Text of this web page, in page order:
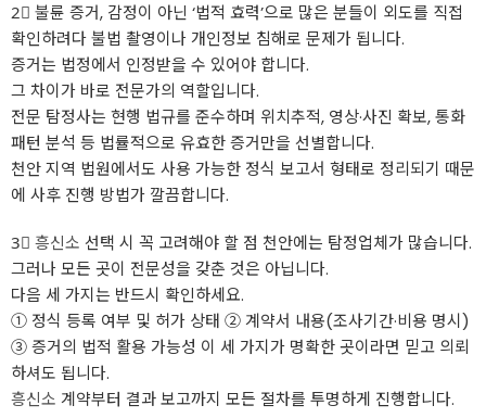
2⃣ 불륜 증거, 감정이 아닌 ‘법적 효력’으로 많은 분들이 외도를 직접
확인하려다 불법 촬영이나 개인정보 침해로 문제가 됩니다.
증거는 법정에서 인정받을 수 있어야 합니다.
그 차이가 바로 전문가의 역할입니다.
전문 탐정사는 현행 법규를 준수하며 위치추적, 영상·사진 확보, 통화
패턴 분석 등 법률적으로 유효한 증거만을 선별합니다.
천안 지역 법원에서도 사용 가능한 정식 보고서 형태로 정리되기 때문
에 사후 진행 방법가 깔끔합니다.
3⃣ 흥신소 선택 시 꼭 고려해야 할 점 천안에는 탐정업체가 많습니다.
그러나 모든 곳이 전문성을 갖춘 것은 아닙니다.
다음 세 가지는 반드시 확인하세요.
① 정식 등록 여부 및 허가 상태 ② 계약서 내용(조사기간·비용 명시)
③ 증거의 법적 활용 가능성 이 세 가지가 명확한 곳이라면 믿고 의뢰
하셔도 됩니다.
흥신소 계약부터 결과 보고까지 모든 절차를 투명하게 진행합니다.